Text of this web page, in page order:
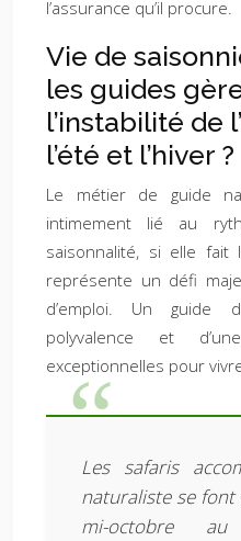
l’assurance qu’il procure.
Vie de
les guides
l’instabilité de
l’été et l’hiver ?
Le métier de guide
intimement lié au
saisonnalité, si elle fait
représente un défi
d’emploi. Un guide
polyvalence et
exceptionnelles pour
Les safaris
naturaliste se
mi-octobre